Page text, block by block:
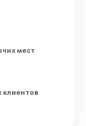
мест